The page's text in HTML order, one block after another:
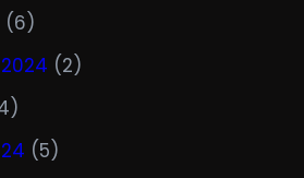
(6)
(2)
(5)